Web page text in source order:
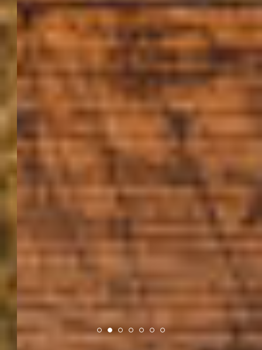
Превуците на доле